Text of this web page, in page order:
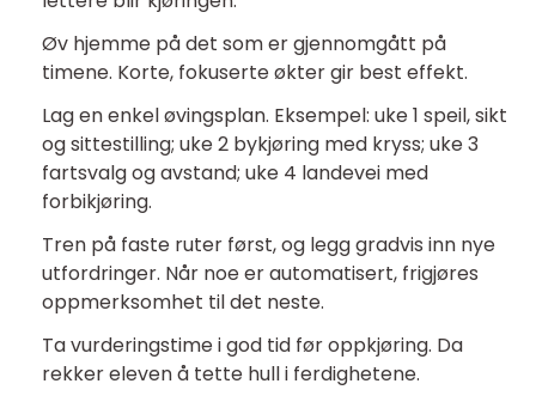
Øv hjemme på det som er gjennomgått på
timene. Korte, fokuserte økter gir best effekt.
Lag en enkel øvingsplan. Eksempel: uke 1 speil, sikt
og sittestilling; uke 2 bykjøring med kryss; uke 3
fartsvalg og avstand; uke 4 landevei med
forbikjøring.
Tren på faste ruter først, og legg gradvis inn nye
utfordringer. Når noe er automatisert, frigjøres
oppmerksomhet til det neste.
Ta vurderingstime i god tid før oppkjøring. Da
rekker eleven å tette hull i ferdighetene.